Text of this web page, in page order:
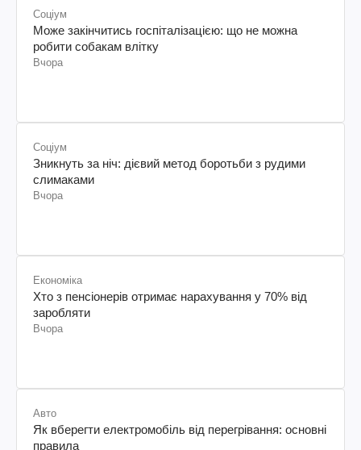
Соціум
Може закінчитись госпіталізацією: що не можна
робити собакам влітку
Вчора
Соціум
Зникнуть за ніч: дієвий метод боротьби з рудими
слимаками
Вчора
Економіка
Хто з пенсіонерів отримає нарахування у 70% від
заробляти
Вчора
Авто
Як вберегти електромобіль від перегрівання: основні
правила